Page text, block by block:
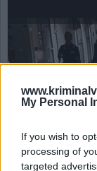
My Personal
If you wish to
processing of
targeted
På vänsterbilden